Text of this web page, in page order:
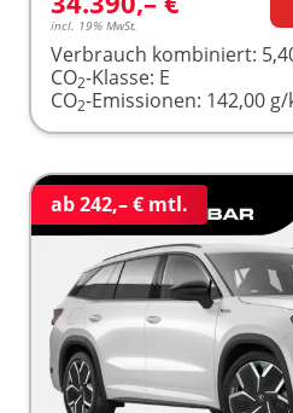
incl. 19% MwSt.
Verbrauch kombiniert:
CO2-Klasse: E
CO2-Emissionen: 142,00
ab 242,– € mtl.